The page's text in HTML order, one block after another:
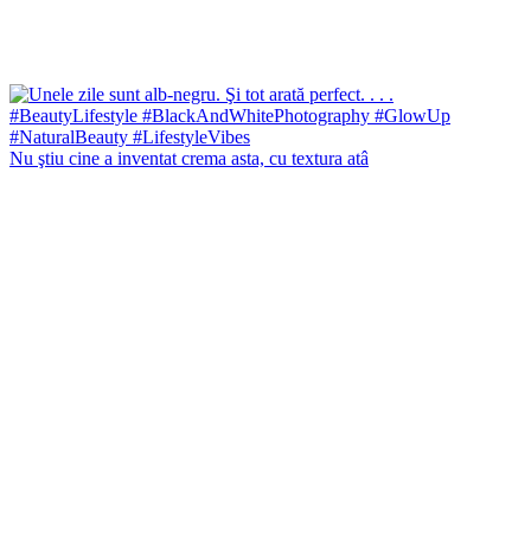
Nu ştiu cine a inventat crema asta, cu textura atâ